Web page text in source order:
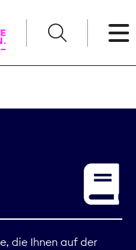
die Ihnen auf der